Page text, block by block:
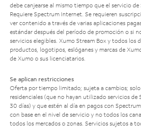
debe canjearse al mismo tiempo que el servicio
Requiere Spectrum Internet. Se requieren
ver contenido a través de varias aplicaciones
estándar después del período de promoción o si
servicios elegibles. Xumo Stream Box y todos los
productos, logotipos, eslóganes y marcas de
de Xumo o sus licenciatarios.
Se aplican restricciones
Oferta por tiempo limitado; sujeta a cambios;
residenciales (que no hayan utilizado servicios
30 días) y que estén al día en pagos con
con base en el nivel de servicio y no todos los
todos los mercados o zonas. Servicios sujetos a